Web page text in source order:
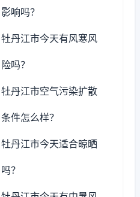
影响吗？
牡丹江市今天有风寒风
险吗？
牡丹江市空气污染扩散
条件怎么样？
牡丹江市今天适合晾晒
吗？